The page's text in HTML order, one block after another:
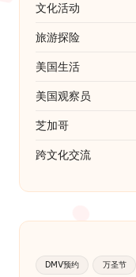
文化活动
旅游探险
美国生活
美国观察员
芝加哥
跨文化交流
DMV预约 万圣节